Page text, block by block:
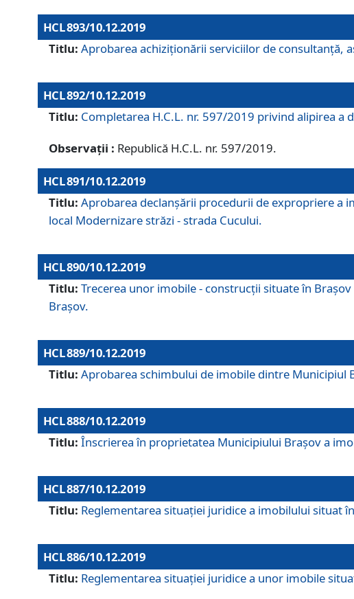
HCL 893/10.12.2019
Titlu: Aprobarea achiziţionării serviciilor de consultanţă,
HCL 892/10.12.2019
Titlu: Completarea H.C.L. nr. 597/2019 privind alipirea a
Observații : Republică H.C.L. nr. 597/2019.
HCL 891/10.12.2019
Titlu: Aprobarea declanșării procedurii de expropriere a
local Modernizare străzi - strada Cucului.
HCL 890/10.12.2019
Titlu: Trecerea unor imobile - construcții situate în
Brașov.
HCL 889/10.12.2019
Titlu: Aprobarea schimbului de imobile dintre Municipiul
HCL 888/10.12.2019
Titlu: Înscrierea în proprietatea Municipiului Braşov a
HCL 887/10.12.2019
Titlu: Reglementarea situației juridice a imobilului situat
HCL 886/10.12.2019
Titlu: Reglementarea situaţiei juridice a unor imobile